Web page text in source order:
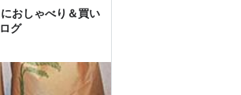
おしゃべり＆買い
グ